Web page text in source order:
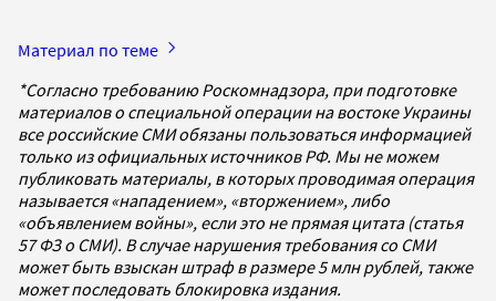
Материал по теме
*Согласно требованию Роскомнадзора, при подготовке
материалов о специальной операции на востоке Украины
все российские СМИ обязаны пользоваться информацией
только из официальных источников РФ. Мы не можем
публиковать материалы, в которых проводимая операция
называется «нападением», «вторжением», либо
«объявлением войны», если это не прямая цитата (статья
57 ФЗ о СМИ). В случае нарушения требования со СМИ
может быть взыскан штраф в размере 5 млн рублей, также
может последовать блокировка издания.